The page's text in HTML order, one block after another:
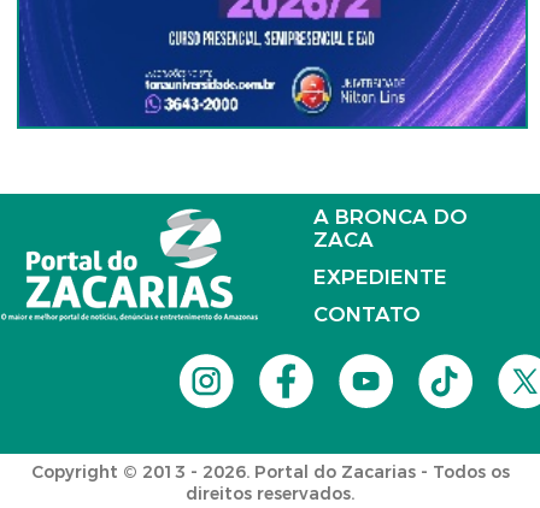
A BRONCA DO
ZACA
EXPEDIENTE
CONTATO
Copyright © 2013 - 2026. Portal do Zacarias - Todos os
direitos reservados.